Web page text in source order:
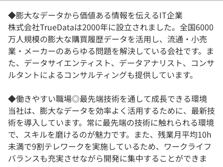
法人向けプラン
学校向けプラン
契約内容・クーポン
◆膨大なデータから価値ある情報を伝えるIT企業
株式会社TrueDataは2000年に設立されました。全国6000
万人規模の膨大な購買履歴データを活用し、流通・小売
業・メーカーのあらゆる問題を解決している会社です。ま
た、データサイエンティスト、データアナリスト、コンサ
ルタントによるコンサルティングも提供しています。
◆働きやすい職場◎最先端技術を通して成長できる環境
当社は、膨大なデータを効率よく活用するために、最新技
術を導入しています。常に最先端の技術に触れられる環境
で、スキルを磨けるのが魅力です。また、残業月平均10h
未満で9割テレワークを実施しているため、ワークライフ
バランスも充実させながら開発に集中することができま